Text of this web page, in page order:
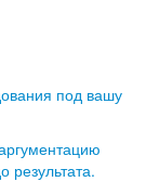
под вашу
результата.